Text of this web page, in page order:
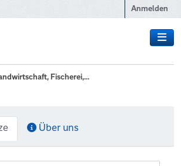
Anmelden
Fischerei,...
Über uns